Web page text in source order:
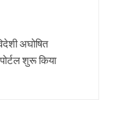
अघोषित
शुरू किया